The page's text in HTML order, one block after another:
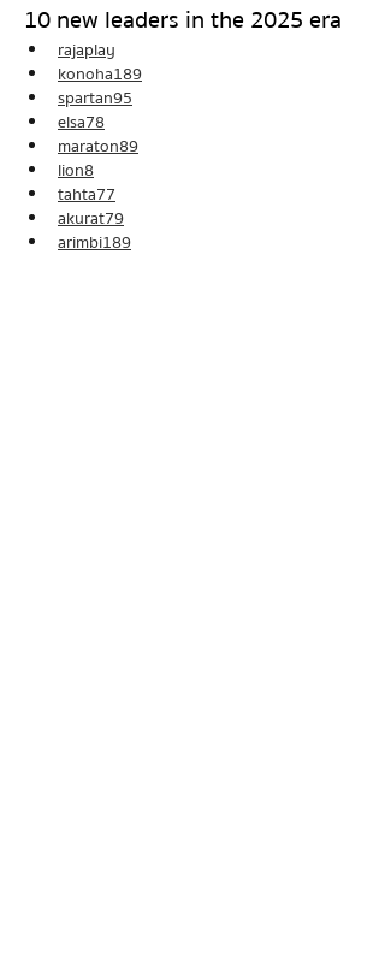
10 new leaders in the 2025 era
rajaplay
konoha189
spartan95
elsa78
maraton89
lion8
tahta77
akurat79
arimbi189